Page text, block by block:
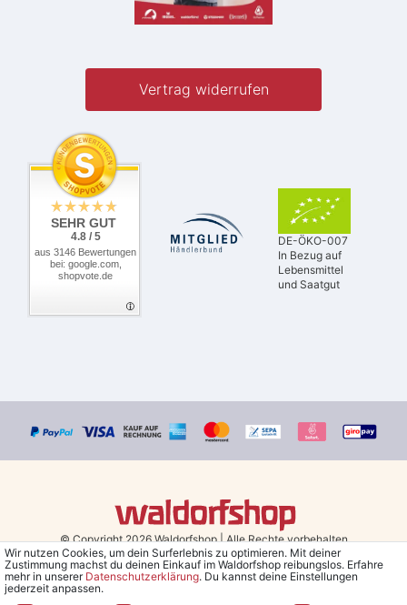
Vertrag widerrufen
SEHR GUT
4.8 / 5
aus 3146 Bewertungen
bei: google.com,
shopvote.de
DE-ÖKO-007
In Bezug auf
Lebensmittel
und Saatgut
© Copyright 2026 Waldorfshop|Alle Rechte vorbehalten.
Bestellungen mit Prio Versand bis 13 Uhr, garantierter Versand am
Wir nutzen Cookies, um dein Surferlebnis zu optimieren. Mit deiner
Zustimmung machst du deinen Einkauf im Waldorfshop reibungslos. Erfahre
mehr in unserer Daten­schutz­erklärung. Du kannst deine Einstellungen
jederzeit anpassen.